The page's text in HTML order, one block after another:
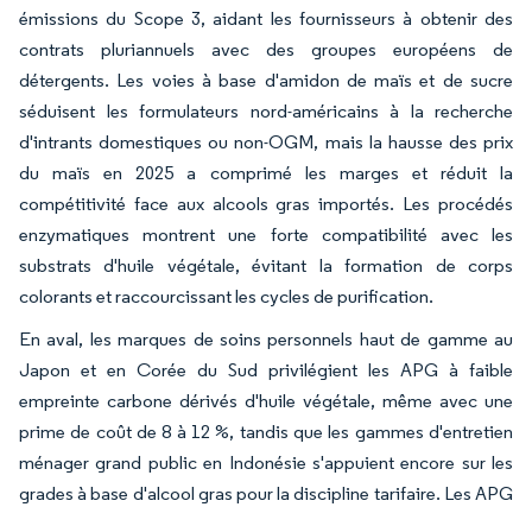
émissions du Scope 3, aidant les fournisseurs à obtenir des
contrats pluriannuels avec des groupes européens de
détergents. Les voies à base d'amidon de maïs et de sucre
séduisent les formulateurs nord-américains à la recherche
d'intrants domestiques ou non-OGM, mais la hausse des prix
du maïs en 2025 a comprimé les marges et réduit la
compétitivité face aux alcools gras importés. Les procédés
enzymatiques montrent une forte compatibilité avec les
substrats d'huile végétale, évitant la formation de corps
colorants et raccourcissant les cycles de purification.
En aval, les marques de soins personnels haut de gamme au
Japon et en Corée du Sud privilégient les APG à faible
empreinte carbone dérivés d'huile végétale, même avec une
prime de coût de 8 à 12 %, tandis que les gammes d'entretien
ménager grand public en Indonésie s'appuient encore sur les
grades à base d'alcool gras pour la discipline tarifaire. Les APG